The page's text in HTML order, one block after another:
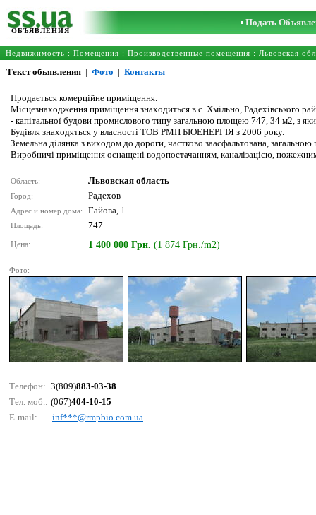
ОБЪЯВЛЕНИЯ
Подать
Недвижимость : Помещения : Производственные помещения : Львовская
Текст обьявления | Фото | Контакты
Продається комерційне приміщення.
Місцезнаходження приміщення знаходиться в с. Хмільно, Радехівського
- капітальної будови промислового типу загальною площею 747, 34 м2, з
Будівля знаходяться у власності ТОВ РМП БІОЕНЕРГІЯ з 2006 року.
Земельна ділянка з виходом до дороги, частково заасфальтована,
Виробничі приміщення оснащені водопостачанням, каналізацією,
Область: Львовская область
Город: Радехов
Адрес и номер дома: Гайова, 1
Площадь: 747
Цена: 1 400 000 Грн. (1 874 Грн./m2)
Фото:
Телефон: 3(809)883-03-38
Тел. моб.: (067)404-10-15
E-mail:
inf***@rmрbiо.соm.uа